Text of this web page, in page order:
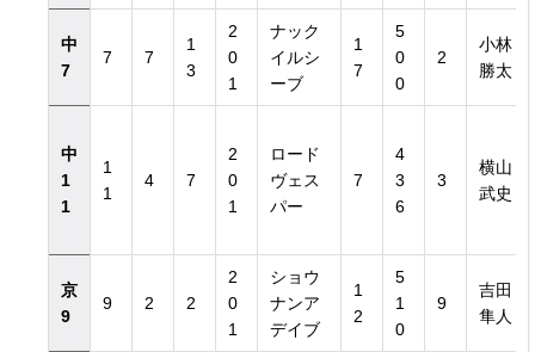
中
7
7 7
1
3
2
0
1
ナック
イルシ
ーブ
1
7
5
0
0
2
小林
勝太
中
1
1
1
1
4 7
2
0
1
ロード
ヴェス
パー
7
4
3
6
3
横山
武史
京
9
9 2 2
2
0
1
ショウ
ナンア
デイブ
1
2
5
1
0
9
吉田
隼人